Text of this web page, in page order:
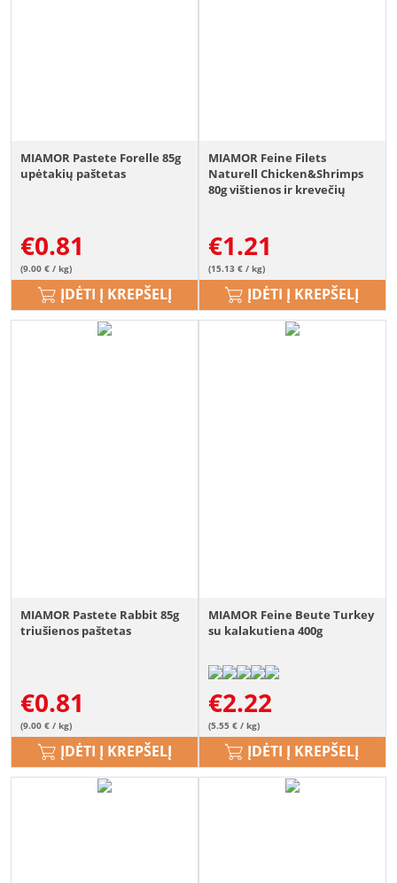
MIAMOR Pastete Forelle 85g
upėtakių paštetas
€0.81
(9.00 € / kg)
ĮDĖTI Į KREPŠELĮ
MIAMOR Feine Filets
Naturell Chicken&Shrimps
80g vištienos ir krevečių
€1.21
(15.13 € / kg)
ĮDĖTI Į KREPŠELĮ
MIAMOR Pastete Rabbit 85g
triušienos paštetas
€0.81
(9.00 € / kg)
ĮDĖTI Į KREPŠELĮ
MIAMOR Feine Beute Turkey
su kalakutiena 400g
€2.22
(5.55 € / kg)
ĮDĖTI Į KREPŠELĮ